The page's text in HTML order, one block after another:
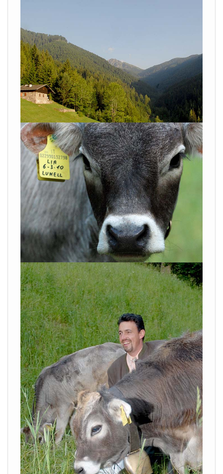
VISUALIZZA
VISUALIZZA